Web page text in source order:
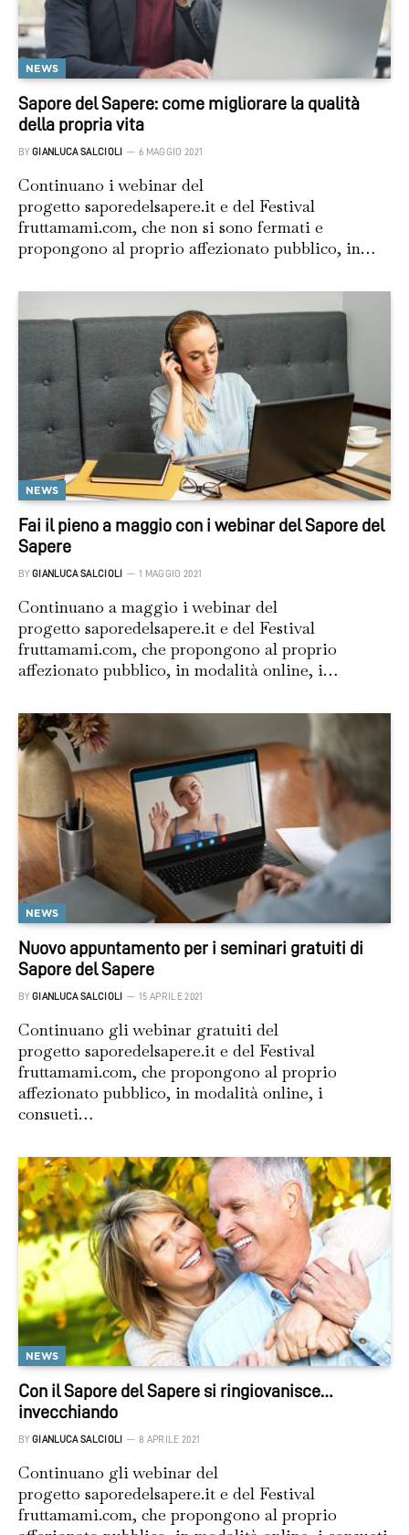
NEWS
Sapore del Sapere: come migliorare la qualità
della propria vita
BY GIANLUCA SALCIOLI 6 MAGGIO 2021
Continuano i webinar del
progetto saporedelsapere.it e del Festival
fruttamami.com, che non si sono fermati e
propongono al proprio affezionato pubblico, in…
NEWS
Fai il pieno a maggio con i webinar del Sapore del
Sapere
BY GIANLUCA SALCIOLI 1 MAGGIO 2021
Continuano a maggio i webinar del
progetto saporedelsapere.it e del Festival
fruttamami.com, che propongono al proprio
affezionato pubblico, in modalità online, i…
NEWS
Nuovo appuntamento per i seminari gratuiti di
Sapore del Sapere
BY GIANLUCA SALCIOLI 15 APRILE 2021
Continuano gli webinar gratuiti del
progetto saporedelsapere.it e del Festival
fruttamami.com, che propongono al proprio
affezionato pubblico, in modalità online, i
consueti…
NEWS
Con il Sapore del Sapere si ringiovanisce…
invecchiando
BY GIANLUCA SALCIOLI 8 APRILE 2021
Continuano gli webinar del
progetto saporedelsapere.it e del Festival
fruttamami.com, che propongono al proprio